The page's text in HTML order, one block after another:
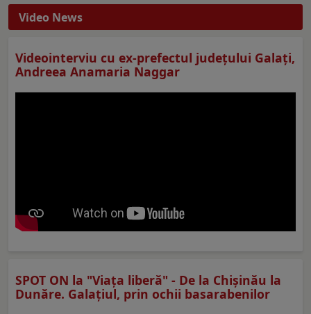
Video News
Videointerviu cu ex-prefectul judeţului Galaţi,
Andreea Anamaria Naggar
SPOT ON la "Viaţa liberă" - De la Chișinău la
Dunăre. Galațiul, prin ochii basarabenilor